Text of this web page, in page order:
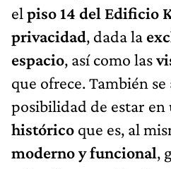
el piso 14 del Edificio
privacidad, dada la
espacio, así como las
que ofrece. También
posibilidad de estar en
histórico que es, al
moderno y funcional,